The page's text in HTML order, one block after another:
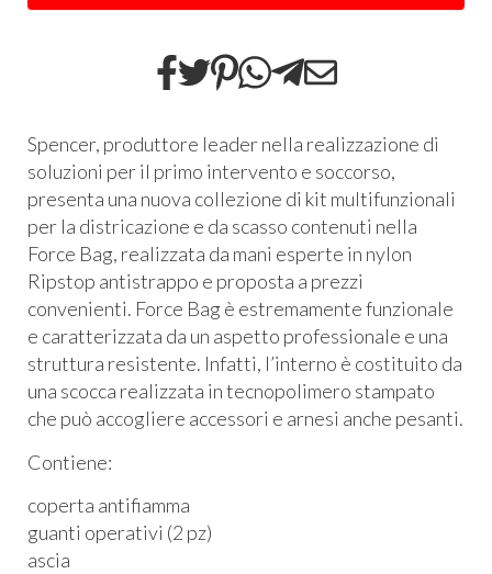
Spencer, produttore leader nella realizzazione di
soluzioni per il primo intervento e soccorso,
presenta una nuova collezione di kit multifunzionali
per la districazione e da scasso contenuti nella
Force Bag, realizzata da mani esperte in nylon
Ripstop antistrappo e proposta a prezzi
convenienti. Force Bag è estremamente funzionale
e caratterizzata da un aspetto professionale e una
struttura resistente. Infatti, l’interno è costituito da
una scocca realizzata in tecnopolimero stampato
che può accogliere accessori e arnesi anche pesanti.
Contiene:
coperta antifiamma
guanti operativi (2 pz)
ascia